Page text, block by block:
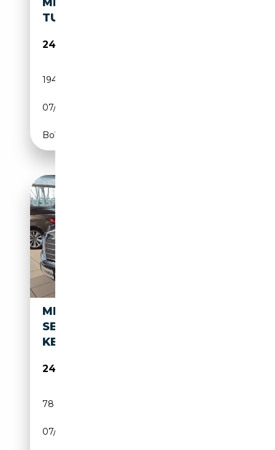
TURBODIESEL
24 999€
194 000 km
07/1997
Boîte automatique
MERCEDES-BENZ S 300 300
SE AUTOMATIK/ZV/AHK/H-
KENNZEICHEN/SCHIEBEDACH
24 999€
78 761 km
07/1989